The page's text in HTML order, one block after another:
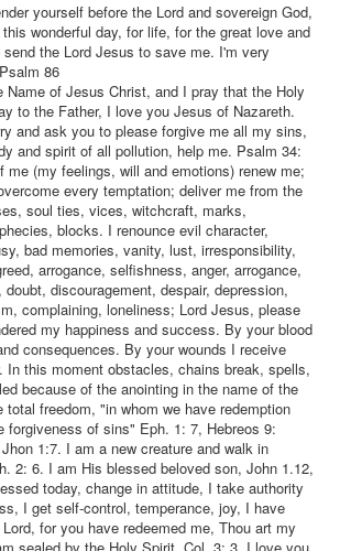
yourself before the Lord and sovereign God,
wonderful day, for life, for the great love and
the Lord Jesus to save me. I'm very
86
Name of Jesus Christ, and I pray that the Holy
to the Father, I love you Jesus of Nazareth.
and ask you to please forgive me all my sins,
and spirit of all pollution, help me. Psalm 34:
me (my feelings, will and emotions) renew me;
every temptation; deliver me from the
soul ties, vices, witchcraft, marks,
blocks. I renounce evil character,
bad memories, vanity, lust, irresponsibility,
arrogance, selfishness, anger, arrogance,
discouragement, despair, depression,
complaining, loneliness; Lord Jesus, please
my happiness and success. By your blood
consequences. By your wounds I receive
In this moment obstacles, chains break, spells,
because of the anointing in the name of the
total freedom, "in whom we have redemption
forgiveness of sins" Eph. 1: 7, Hebreos 9:
1:7. I am a new creature and walk in
2: 6. I am His blessed beloved son, John 1.12,
today, change in attitude, I take authority
I get self-control, temperance, joy, I have
for you have redeemed me, Thou art my